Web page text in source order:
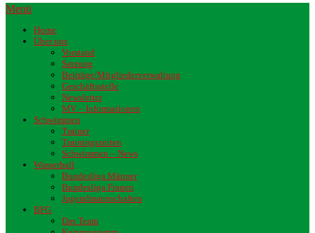
Menü
Home
Über uns
Vorstand
Satzung
Beiträge/Mitgliederverwaltung
Geschäftsstelle
Newsletter
MV – Informationen
Schwimmen
Trainer
Trainingszeiten
Schwimmen – News
Wasserball
Bundesliga Männer
Bundesliga Frauen
Jugendmannschaften
BFG
Das Team